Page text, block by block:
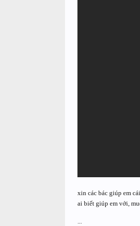
xin các bác giúp em
ai biết giúp em với,